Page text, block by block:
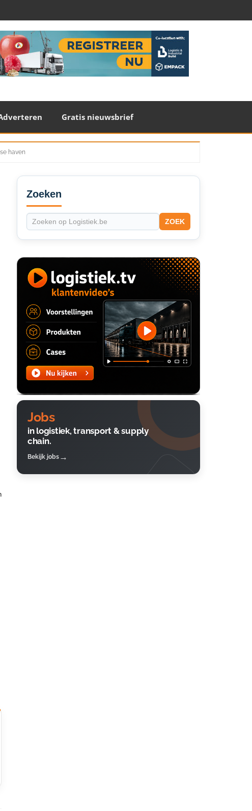
Gratis nieuwsbrief
haven
Secondary
Sidebar
Zoeken
ZOEK
Jobs
in logistiek, transport & supply
chain.
Bekijk jobs